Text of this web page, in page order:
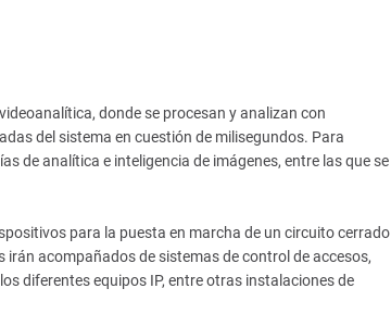
donde se procesan y analizan con
del sistema en cuestión de milisegundos. Para
de analítica e inteligencia de imágenes, entre las que se
para la puesta en marcha de un circuito cerrado
irán acompañados de sistemas de control de accesos,
diferentes equipos IP, entre otras instalaciones de